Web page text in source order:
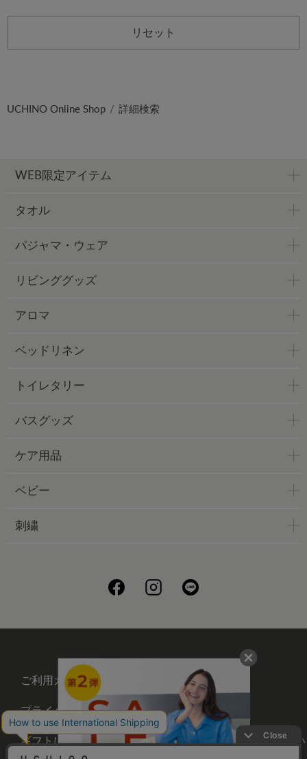
リセット
UCHINO Online Shop 詳細検索
WEB限定アイテム
タオル
パジャマ・ウェア
リビンググッズ
アロマ
ベッドリネン
トイレタリー
バスグッズ
ケア用品
ベビー
刺繍
ご利用ガイド 会社概要
プライバシーポリシー 刺繍について
ギフトについて
UCHINOメンバーズについ